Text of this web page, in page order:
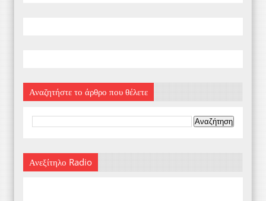
Αναζητήστε το άρθρο που θέλετε
Ανεξίτηλο Radio